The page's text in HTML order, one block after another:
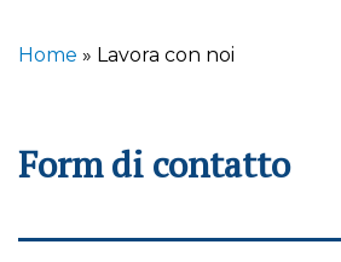
Home » Lavora con noi
Form di contatto